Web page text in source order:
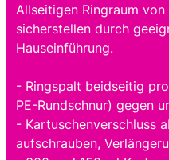
Allseitigen Ringraum
sicherstellen durch
Hauseinführung.
- Ringspalt beidseitig
PE-Rundschnur) gegen
- Kartuschenverschluss
aufschrauben,